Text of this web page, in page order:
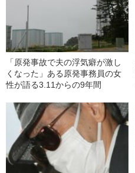
「原発事故で夫の浮気癖が激し
くなった」ある原発事務員の女
性が語る3.11からの9年間